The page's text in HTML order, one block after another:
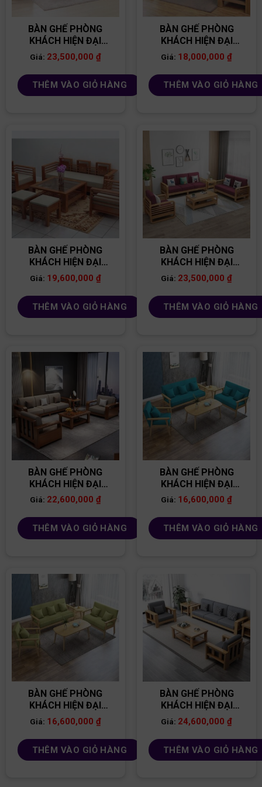
BÀN GHẾ PHÒNG
KHÁCH HIỆN ĐẠI
BG08
Giá: 23,500,000 ₫
THÊM VÀO GIỎ HÀNG
BÀN GHẾ PHÒNG
KHÁCH HIỆN ĐẠI
BG04
Giá: 18,000,000₫
THÊM VÀO GIỎ HÀNG
BÀN GHẾ PHÒNG
KHÁCH HIỆN ĐẠI
BG01
Giá: 19,600,000 ₫
THÊM VÀO GIỎ HÀNG
BÀN GHẾ PHÒNG
KHÁCH HIỆN ĐẠI
BG29
Giá: 23,500,000₫
THÊM VÀO GIỎ HÀNG
BÀN GHẾ PHÒNG
KHÁCH HIỆN ĐẠI
BG33
Giá: 22,600,000 ₫
THÊM VÀO GIỎ HÀNG
BÀN GHẾ PHÒNG
KHÁCH HIỆN ĐẠI
BG10
Giá: 16,600,000₫
THÊM VÀO GIỎ HÀNG
BÀN GHẾ PHÒNG
KHÁCH HIỆN ĐẠI
BG09
Giá: 16,600,000 ₫
THÊM VÀO GIỎ HÀNG
BÀN GHẾ PHÒNG
KHÁCH HIỆN ĐẠI
BG24
Giá: 24,600,000₫
THÊM VÀO GIỎ HÀNG